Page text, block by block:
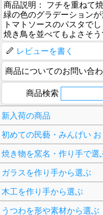
商品説明： フチを重ねて
緑の色のグラデーションが
トマトソースのパスタでし
焼き鳥を並べてもよさそう
レビューを書く
商品についてのお問い合
商品検索
新入荷の商品
初めての民藝・みんげい お
焼き物を窯名・作り手で選
ガラスを作り手から選ぶ
木工を作り手から選ぶ
うつわを形や素材から選ぶ